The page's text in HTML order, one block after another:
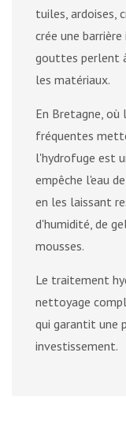
tuiles, ardoises,
crée une
gouttes perlent
les matériaux.
En Bretagne,
fréquentes
l'hydrofuge est
empêche l'eau
en les laissant
d'humidité, de
mousses.
Le traitement
nettoyage
qui garantit une
investissement.